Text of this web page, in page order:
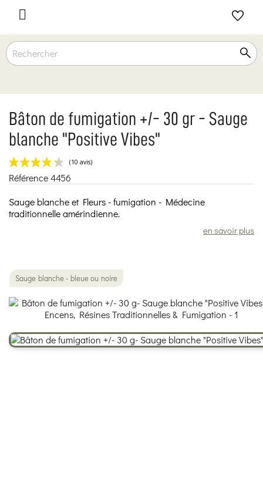

Bâton de fumigation +/- 30 gr - Sauge
blanche "Positive Vibes"
Référence4456
Sauge blanche et Fleurs - fumigation - Médecine
traditionnelle amérindienne.
en savoir plus
Sauge blanche - bleue ou noire